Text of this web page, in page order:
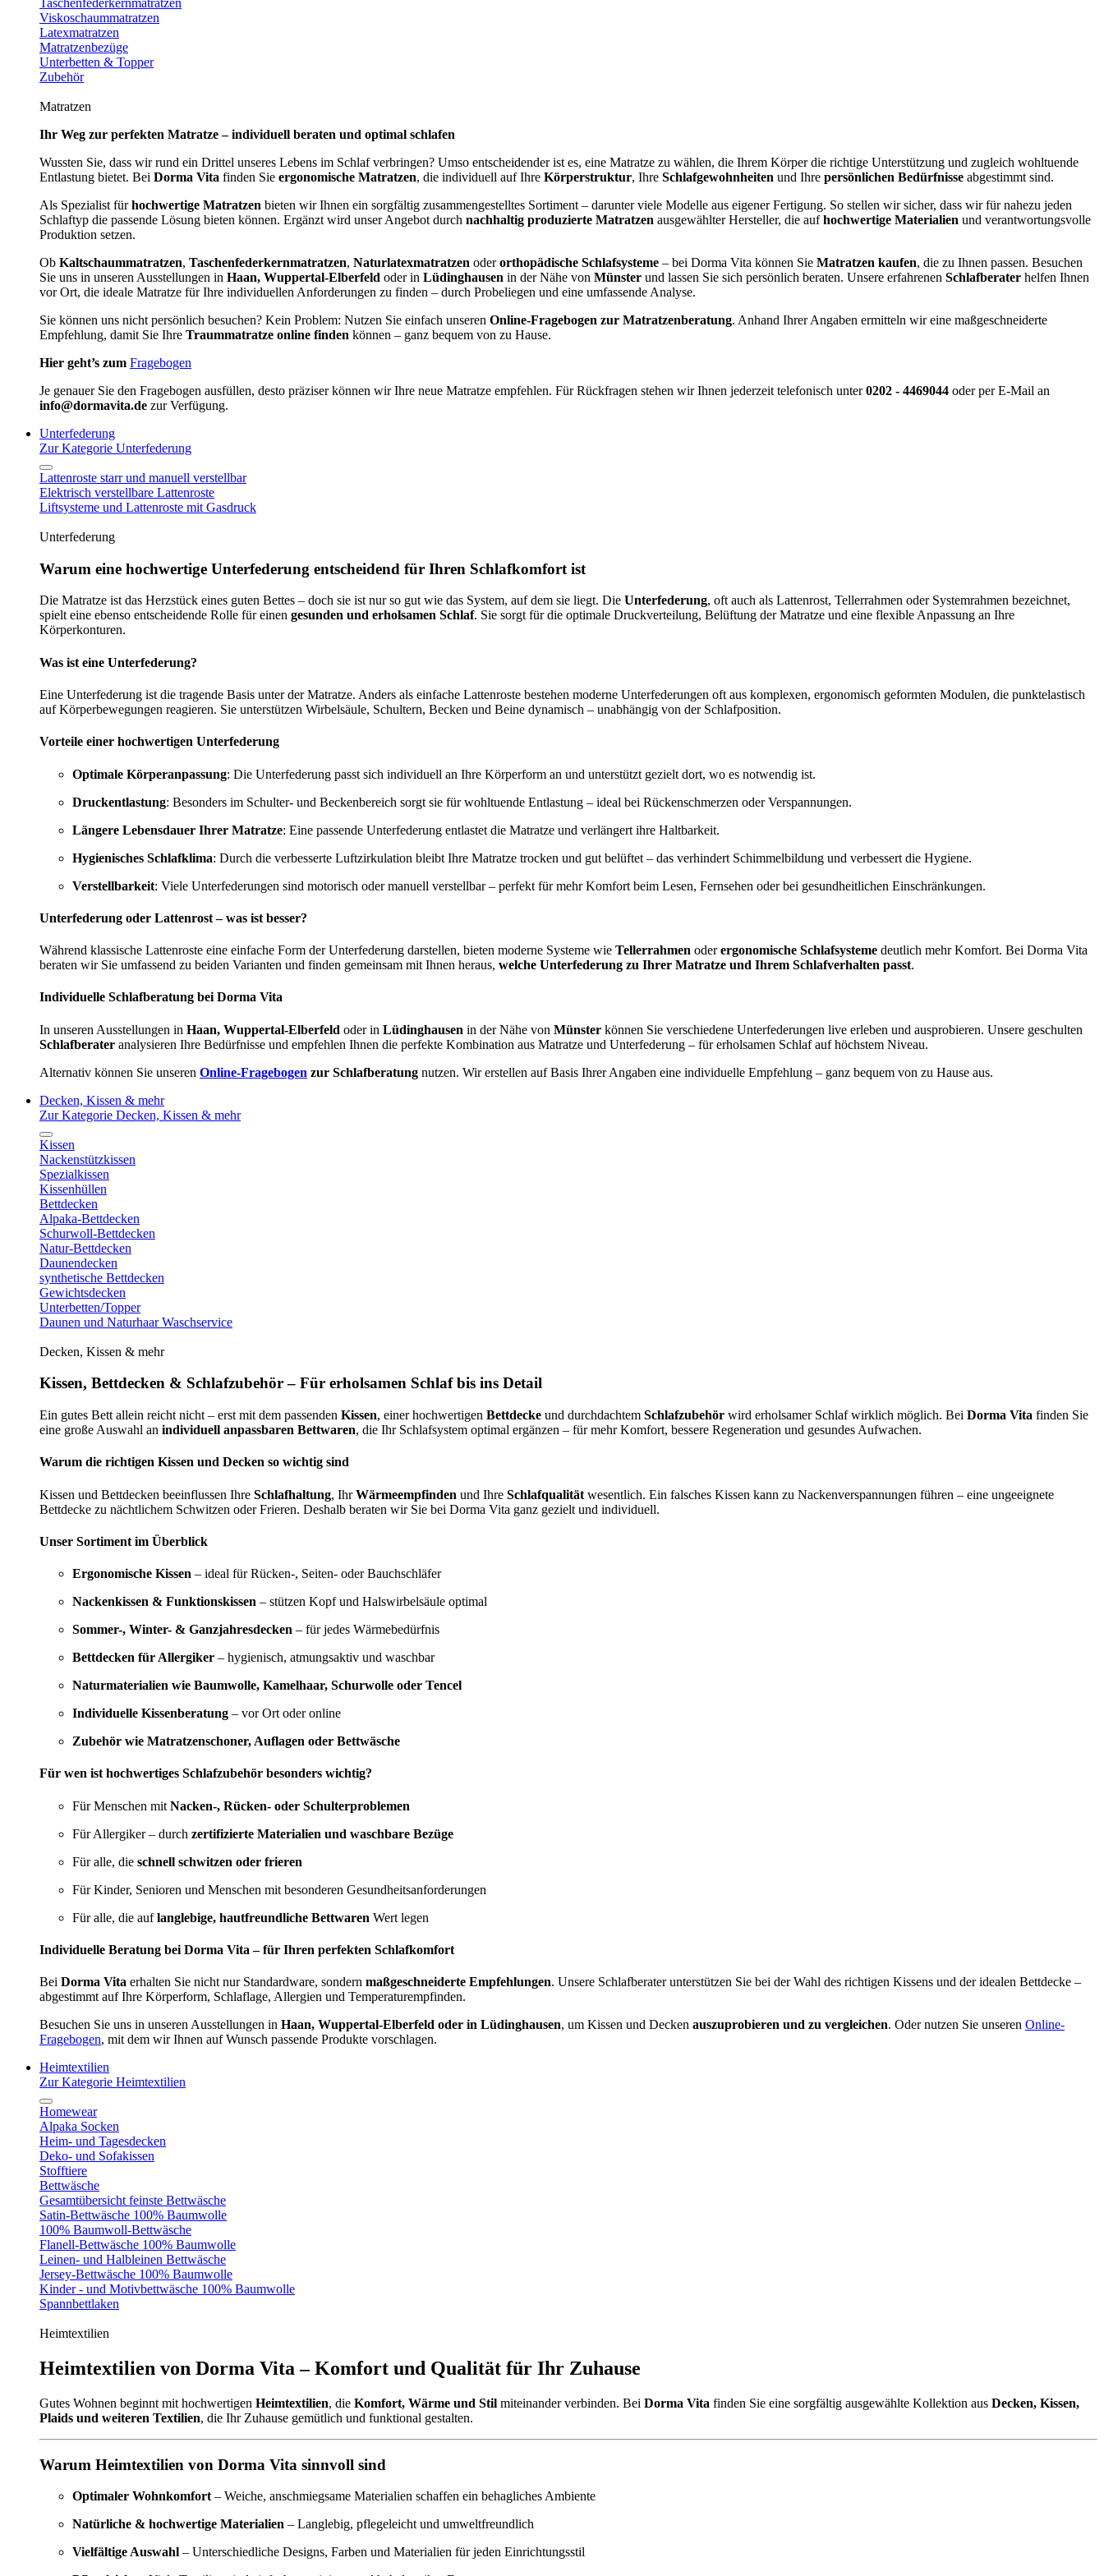
Taschenfederkernmatratzen
Viskoschaummatratzen
Latexmatratzen
Matratzenbezüge
Unterbetten & Topper
Zubehör
Matratzen
Ihr Weg zur perfekten Matratze – individuell beraten und optimal schlafen
Wussten Sie, dass wir rund ein Drittel unseres Lebens im Schlaf verbringen? Umso entscheidender ist es, eine Matratze zu wählen, die Ihrem Körper die richtige Unterstützung und zugleich wohltuende
Entlastung bietet. Bei Dorma Vita finden Sie ergonomische Matratzen, die individuell auf Ihre Körperstruktur, Ihre Schlafgewohnheiten und Ihre persönlichen Bedürfnisse abgestimmt sind.
Als Spezialist fürhochwertige Matratzen bieten wir Ihnen ein sorgfältig zusammengestelltes Sortiment – darunter viele Modelle aus eigener Fertigung. So stellen wir sicher, dass wir für nahezu jeden
Schlaftyp die passende Lösung bieten können. Ergänzt wird unser Angebot durch nachhaltig produzierte Matratzen ausgewählter Hersteller, die aufhochwertige Materialien und verantwortungsvolle
Produktion setzen.
Ob Kaltschaummatratzen, Taschenfederkernmatratzen, Naturlatexmatratzen oderorthopädische Schlafsysteme – bei Dorma Vita können Sie Matratzen kaufen, die zu Ihnen passen. Besuchen
Sie uns in unseren Ausstellungen in Haan, Wuppertal-Elberfeld oder in Lüdinghausen in der Nähe von Münster und lassen Sie sich persönlich beraten. Unsere erfahrenen Schlafberater helfen Ihnen
vor Ort, die ideale Matratze für Ihre individuellen Anforderungen zu finden – durch Probeliegen und eine umfassende Analyse.
Sie können uns nicht persönlich besuchen? Kein Problem: Nutzen Sie einfach unseren Online-Fragebogen zur Matratzenberatung. Anhand Ihrer Angaben ermitteln wir eine maßgeschneiderte
Empfehlung, damit Sie Ihre Traummatratze online finden können – ganz bequem von zu Hause.
Hier geht’s zum Fragebogen
Je genauer Sie den Fragebogen ausfüllen, desto präziser können wir Ihre neue Matratze empfehlen. Für Rückfragen stehen wir Ihnen jederzeit telefonisch unter0202 - 4469044 oder per E-Mail an
info@dormavita.de zur Verfügung.
Unterfederung
Zur Kategorie Unterfederung
Lattenroste starr und manuell verstellbar
Elektrisch verstellbare Lattenroste
Liftsysteme und Lattenroste mit Gasdruck
Unterfederung
Warum eine hochwertige Unterfederung entscheidend für Ihren Schlafkomfort ist
Die Matratze ist das Herzstück eines guten Bettes – doch sie ist nur so gut wie das System, auf dem sie liegt. Die Unterfederung, oft auch als Lattenrost, Tellerrahmen oder Systemrahmen bezeichnet,
spielt eine ebenso entscheidende Rolle für einen gesunden und erholsamen Schlaf. Sie sorgt für die optimale Druckverteilung, Belüftung der Matratze und eine flexible Anpassung an Ihre
Körperkonturen.
Was ist eine Unterfederung?
Eine Unterfederung ist die tragende Basis unter der Matratze. Anders als einfache Lattenroste bestehen moderne Unterfederungen oft aus komplexen, ergonomisch geformten Modulen, die punktelastisch
auf Körperbewegungen reagieren. Sie unterstützen Wirbelsäule, Schultern, Becken und Beine dynamisch – unabhängig von der Schlafposition.
Vorteile einer hochwertigen Unterfederung
Optimale Körperanpassung: Die Unterfederung passt sich individuell an Ihre Körperform an und unterstützt gezielt dort, wo es notwendig ist.
Druckentlastung: Besonders im Schulter- und Beckenbereich sorgt sie für wohltuende Entlastung – ideal bei Rückenschmerzen oder Verspannungen.
Längere Lebensdauer Ihrer Matratze: Eine passende Unterfederung entlastet die Matratze und verlängert ihre Haltbarkeit.
Hygienisches Schlafklima: Durch die verbesserte Luftzirkulation bleibt Ihre Matratze trocken und gut belüftet – das verhindert Schimmelbildung und verbessert die Hygiene.
Verstellbarkeit: Viele Unterfederungen sind motorisch oder manuell verstellbar – perfekt für mehr Komfort beim Lesen, Fernsehen oder bei gesundheitlichen Einschränkungen.
Unterfederung oder Lattenrost – was ist besser?
Während klassische Lattenroste eine einfache Form der Unterfederung darstellen, bieten moderne Systeme wie Tellerrahmen oderergonomische Schlafsysteme deutlich mehr Komfort. Bei Dorma Vita
beraten wir Sie umfassend zu beiden Varianten und finden gemeinsam mit Ihnen heraus, welche Unterfederung zu Ihrer Matratze und Ihrem Schlafverhalten passt.
Individuelle Schlafberatung bei Dorma Vita
In unseren Ausstellungen in Haan, Wuppertal-Elberfeld oder in Lüdinghausen in der Nähe von Münster können Sie verschiedene Unterfederungen live erleben und ausprobieren. Unsere geschulten
Schlafberater analysieren Ihre Bedürfnisse und empfehlen Ihnen die perfekte Kombination aus Matratze und Unterfederung – für erholsamen Schlaf auf höchstem Niveau.
Alternativ können Sie unseren Online-Fragebogen zur Schlafberatung nutzen. Wir erstellen auf Basis Ihrer Angaben eine individuelle Empfehlung – ganz bequem von zu Hause aus.
Decken, Kissen & mehr
Zur Kategorie Decken, Kissen & mehr
Kissen
Nackenstützkissen
Spezialkissen
Kissenhüllen
Bettdecken
Alpaka-Bettdecken
Schurwoll-Bettdecken
Natur-Bettdecken
Daunendecken
synthetische Bettdecken
Gewichtsdecken
Unterbetten/Topper
Daunen und Naturhaar Waschservice
Decken, Kissen & mehr
Kissen, Bettdecken & Schlafzubehör – Für erholsamen Schlaf bis ins Detail
Ein gutes Bett allein reicht nicht – erst mit dem passenden Kissen, einer hochwertigen Bettdecke und durchdachtem Schlafzubehör wird erholsamer Schlaf wirklich möglich. Bei Dorma Vita finden Sie
eine große Auswahl an individuell anpassbaren Bettwaren, die Ihr Schlafsystem optimal ergänzen – für mehr Komfort, bessere Regeneration und gesundes Aufwachen.
Warum die richtigen Kissen und Decken so wichtig sind
Kissen und Bettdecken beeinflussen Ihre Schlafhaltung, IhrWärmeempfinden und Ihre Schlafqualität wesentlich. Ein falsches Kissen kann zu Nackenverspannungen führen – eine ungeeignete
Bettdecke zu nächtlichem Schwitzen oder Frieren. Deshalb beraten wir Sie bei Dorma Vita ganz gezielt und individuell.
Unser Sortiment im Überblick
Ergonomische Kissen – ideal für Rücken-, Seiten- oder Bauchschläfer
Nackenkissen & Funktionskissen – stützen Kopf und Halswirbelsäule optimal
Sommer-, Winter- & Ganzjahresdecken – für jedes Wärmebedürfnis
Bettdecken für Allergiker – hygienisch, atmungsaktiv und waschbar
Naturmaterialien wie Baumwolle, Kamelhaar, Schurwolle oder Tencel
Individuelle Kissenberatung – vor Ort oder online
Zubehör wie Matratzenschoner, Auflagen oder Bettwäsche
Für wen ist hochwertiges Schlafzubehör besonders wichtig?
Für Menschen mit Nacken-, Rücken- oder Schulterproblemen
Für Allergiker – durch zertifizierte Materialien und waschbare Bezüge
Für alle, die schnell schwitzen oder frieren
Für Kinder, Senioren und Menschen mit besonderen Gesundheitsanforderungen
Für alle, die auflanglebige, hautfreundliche Bettwaren Wert legen
Individuelle Beratung bei Dorma Vita – für Ihren perfekten Schlafkomfort
Bei Dorma Vita erhalten Sie nicht nur Standardware, sondern maßgeschneiderte Empfehlungen. Unsere Schlafberater unterstützen Sie bei der Wahl des richtigen Kissens und der idealen Bettdecke –
abgestimmt auf Ihre Körperform, Schlaflage, Allergien und Temperaturempfinden.
Besuchen Sie uns in unseren Ausstellungen in Haan, Wuppertal-Elberfeld oder in Lüdinghausen, um Kissen und Decken auszuprobieren und zu vergleichen. Oder nutzen Sie unseren Online-
Fragebogen, mit dem wir Ihnen auf Wunsch passende Produkte vorschlagen.
Heimtextilien
Zur Kategorie Heimtextilien
Homewear
Alpaka Socken
Heim- und Tagesdecken
Deko- und Sofakissen
Stofftiere
Bettwäsche
Gesamtübersicht feinste Bettwäsche
Satin-Bettwäsche 100% Baumwolle
100% Baumwoll-Bettwäsche
Flanell-Bettwäsche 100% Baumwolle
Leinen- und Halbleinen Bettwäsche
Jersey-Bettwäsche 100% Baumwolle
Kinder - und Motivbettwäsche 100% Baumwolle
Spannbettlaken
Heimtextilien
Heimtextilien von Dorma Vita – Komfort und Qualität für Ihr Zuhause
Gutes Wohnen beginnt mit hochwertigen Heimtextilien, die Komfort, Wärme und Stil miteinander verbinden. Bei Dorma Vita finden Sie eine sorgfältig ausgewählte Kollektion aus Decken, Kissen,
Plaids und weiteren Textilien, die Ihr Zuhause gemütlich und funktional gestalten.
Warum Heimtextilien von Dorma Vita sinnvoll sind
Optimaler Wohnkomfort – Weiche, anschmiegsame Materialien schaffen ein behagliches Ambiente
Natürliche & hochwertige Materialien – Langlebig, pflegeleicht und umweltfreundlich
Vielfältige Auswahl – Unterschiedliche Designs, Farben und Materialien für jeden Einrichtungsstil